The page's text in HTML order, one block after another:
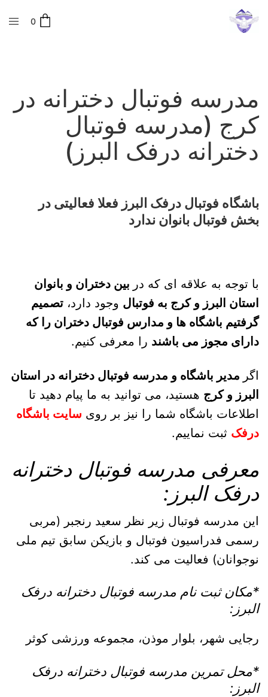
0
مدرسه فوتبال دخترانه در
کرج (مدرسه فوتبال
دخترانه درفک البرز)
باشگاه فوتبال درفک البرز فعلا فعالیتی در
بخش فوتبال بانوان ندارد
با توجه به علاقه ای که در بین دختران و بانوان
استان البرز و کرج به فوتبال وجود دارد،تصمیم
گرفتیم باشگاه ها و مدارس فوتبال دختران را که
دارای مجوز می باشند را معرفی کنیم.
اگر مدیر باشگاه و مدرسه فوتبال دخترانه در استان
البرز و کرج هستید، می توانید به ما پیام دهید تا
اطلاعات باشگاه شما را نیز بر روی سایت باشگاه
درفک ثبت نماییم.
معرفی مدرسه فوتبال دخترانه
درفک البرز:
این مدرسه فوتبال زیر نظر سعید رنجبر (مربی
رسمی فدراسیون فوتبال و بازیکن سابق تیم ملی
نوجوانان) فعالیت می کند.
*مکان ثبت نام مدرسه فوتبال دخترانه درفک
البرز:
رجایی شهر، بلوار موذن، مجموعه ورزشی کوثر
*محل تمرین مدرسه فوتبال دخترانه درفک
البرز: